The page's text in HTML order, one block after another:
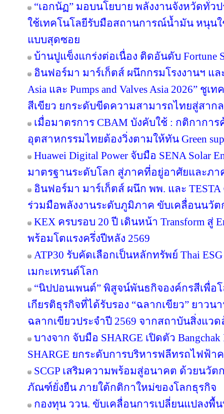
“เอกนัฏ” มอบนโยบาย พลังงานจังหวัดทั่
ใช้เทคโนโลยีรับมือสถานการณ์น้ำมัน หนุนใ
แบบสุดซอย
บ้านปูแข็งแกร่งต่อเนื่อง ติดอันดับ Fortune
อินฟอร์มา มาร์เก็ตส์ ผนึกกรมโรงงานฯ แ
Asia และ Pumps and Valves Asia 2026”
สีเขียว ยกระดับขีดความสามารถไทยสู่สากล
เมื่อมาตรการ CBAM บังคับใช้ : กติกากา
อุตสาหกรรมไทยต้องวิ่งตามให้ทัน Green
Huawei Digital Power จับมือ SENA Solar
มาตรฐานระดับโลก สู่ภาคที่อยู่อาศัยและภา
อินฟอร์มา มาร์เก็ตส์ ผนึก พพ. และ TESTA
ร่วมมือพลังงานระดับภูมิภาค ขับเคลื่อนนวัต
KEX ครบรอบ 20 ปี เดินหน้า Transform สู่
พร้อมโตแรงครึ่งปีหลัง 2569
ATP30 รับคัดเลือกเป็นหลักทรัพย์ Thai ESG
เมกะเทรนด์โลก
“นิปปอนเพนต์” พิสูจน์พันธกิจองค์กรสีเพื่อ
เกียรติธุรกิจที่ได้รับรอง “ฉลากเขียว” ยาวน
ฉลากเขียวประจำปี 2569 จากสถาบันสิ่งแว
บางจาก จับมือ SHARGE เปิดตัว Bangchak
SHARGE ยกระดับการบริหารฟลีทรถไฟฟ้า
SCGP เสริมความพร้อมสู่อนาคต ด้วยนวั
ภัณฑ์ยั่งยืน ภายใต้กติกาใหม่ของโลกธุรกิจ
กองทุน ววน. ขับเคลื่อนการเปลี่ยนแปลงพื้